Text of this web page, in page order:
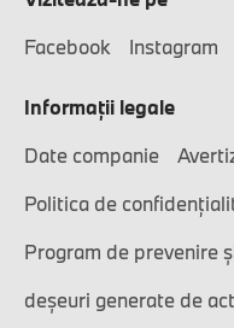
Facebook
Instagram
Informaţii legale
Date companie
Politica de
Program de prevenire
deșeuri generate de